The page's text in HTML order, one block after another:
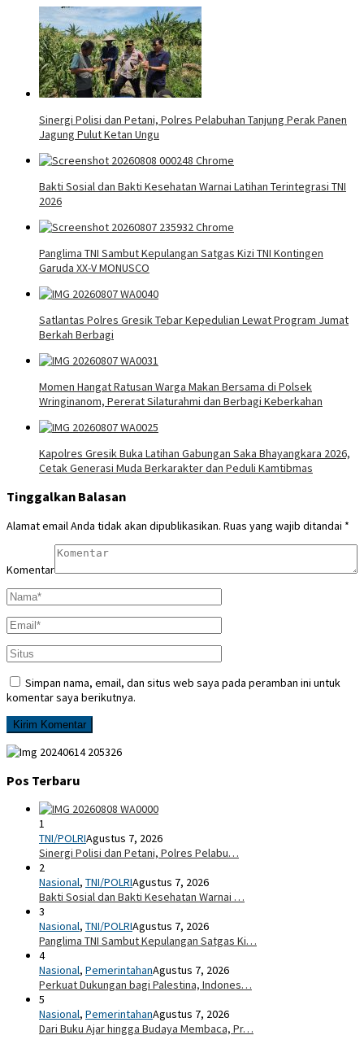
Sinergi Polisi dan Petani, Polres Pelabuhan Tanjung Perak Panen
Jagung Pulut Ketan Ungu
Bakti Sosial dan Bakti Kesehatan Warnai Latihan Terintegrasi TNI
2026
Panglima TNI Sambut Kepulangan Satgas Kizi TNI Kontingen
Garuda XX-V MONUSCO
Satlantas Polres Gresik Tebar Kepedulian Lewat Program Jumat
Berkah Berbagi
Momen Hangat Ratusan Warga Makan Bersama di Polsek
Wringinanom, Pererat Silaturahmi dan Berbagi Keberkahan
Kapolres Gresik Buka Latihan Gabungan Saka Bhayangkara 2026,
Cetak Generasi Muda Berkarakter dan Peduli Kamtibmas
Tinggalkan Balasan
Alamat email Anda tidak akan dipublikasikan. Ruas yang wajib ditandai *
Komentar
Simpan nama, email, dan situs web saya pada peramban ini untuk
komentar saya berikutnya.
Pos Terbaru
1
TNI/POLRIAgustus 7, 2026
Sinergi Polisi dan Petani, Polres Pelabu…
2
Nasional, TNI/POLRIAgustus 7, 2026
Bakti Sosial dan Bakti Kesehatan Warnai …
3
Nasional, TNI/POLRIAgustus 7, 2026
Panglima TNI Sambut Kepulangan Satgas Ki…
4
Nasional, PemerintahanAgustus 7, 2026
Perkuat Dukungan bagi Palestina, Indones…
5
Nasional, PemerintahanAgustus 7, 2026
Dari Buku Ajar hingga Budaya Membaca, Pr…